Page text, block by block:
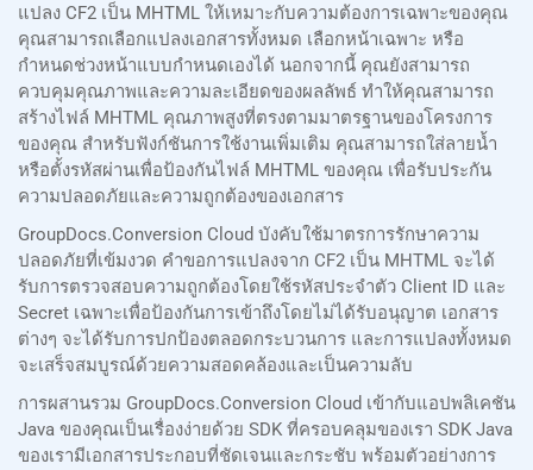
แปลง CF2 เป็น MHTML ให้เหมาะกับความต้องการเฉพาะของคุณ
คุณสามารถเลือกแปลงเอกสารทั้งหมด เลือกหน้าเฉพาะ หรือ
กำหนดช่วงหน้าแบบกำหนดเองได้ นอกจากนี้ คุณยังสามารถ
ควบคุมคุณภาพและความละเอียดของผลลัพธ์ ทำให้คุณสามารถ
สร้างไฟล์ MHTML คุณภาพสูงที่ตรงตามมาตรฐานของโครงการ
ของคุณ สำหรับฟังก์ชันการใช้งานเพิ่มเติม คุณสามารถใส่ลายน้ำ
หรือตั้งรหัสผ่านเพื่อป้องกันไฟล์ MHTML ของคุณ เพื่อรับประกัน
ความปลอดภัยและความถูกต้องของเอกสาร
GroupDocs.Conversion Cloud บังคับใช้มาตรการรักษาความ
ปลอดภัยที่เข้มงวด คำขอการแปลงจาก CF2 เป็น MHTML จะได้
รับการตรวจสอบความถูกต้องโดยใช้รหัสประจำตัว Client ID และ
Secret เฉพาะเพื่อป้องกันการเข้าถึงโดยไม่ได้รับอนุญาต เอกสาร
ต่างๆ จะได้รับการปกป้องตลอดกระบวนการ และการแปลงทั้งหมด
จะเสร็จสมบูรณ์ด้วยความสอดคล้องและเป็นความลับ
การผสานรวม GroupDocs.Conversion Cloud เข้ากับแอปพลิเคชัน
Java ของคุณเป็นเรื่องง่ายด้วย SDK ที่ครอบคลุมของเรา SDK Java
ของเรามีเอกสารประกอบที่ชัดเจนและกระชับ พร้อมตัวอย่างการ